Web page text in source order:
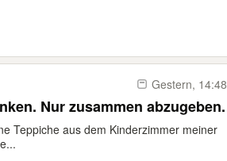
Gestern, 14:48
2 Teppiche zu verschenken. Nur zusammen abzugeben.
Teppiche aus dem Kinderzimmer meiner